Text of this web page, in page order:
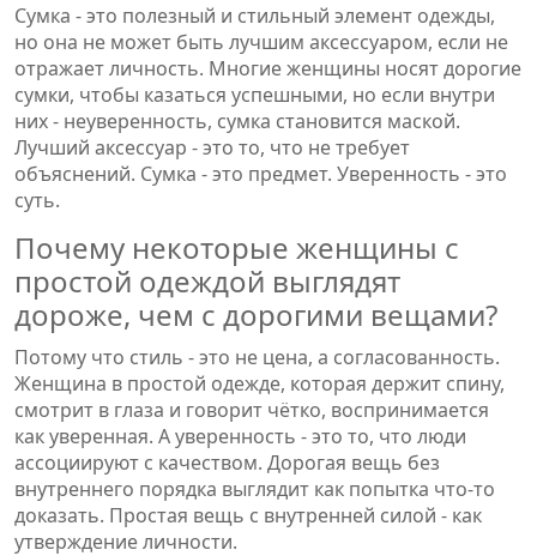
Сумка - это полезный и стильный элемент одежды,
но она не может быть лучшим аксессуаром, если не
отражает личность. Многие женщины носят дорогие
сумки, чтобы казаться успешными, но если внутри
них - неуверенность, сумка становится маской.
Лучший аксессуар - это то, что не требует
объяснений. Сумка - это предмет. Уверенность - это
суть.
Почему некоторые женщины с
простой одеждой выглядят
дороже, чем с дорогими вещами?
Потому что стиль - это не цена, а согласованность.
Женщина в простой одежде, которая держит спину,
смотрит в глаза и говорит чётко, воспринимается
как уверенная. А уверенность - это то, что люди
ассоциируют с качеством. Дорогая вещь без
внутреннего порядка выглядит как попытка что-то
доказать. Простая вещь с внутренней силой - как
утверждение личности.